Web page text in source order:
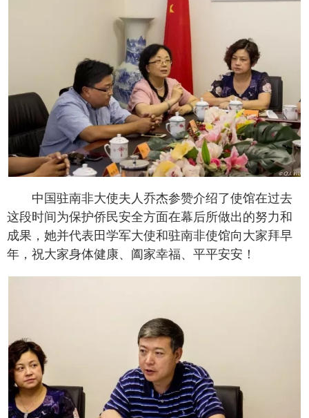
中国驻南非大使夫人乔杰参赞介绍了使馆在过去
这段时间为保护侨民安全方面在幕后所做出的努力和
成果，她并代表田学军大使和驻南非使馆向大家拜早
年，祝大家身体健康、阖家幸福、平平安安！